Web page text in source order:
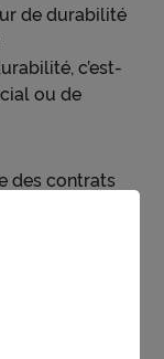
de durabilité
c’est-
ou de
des contrats
concernant
de